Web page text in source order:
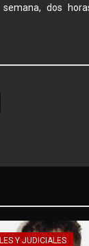
dos
Y JUDICIALES